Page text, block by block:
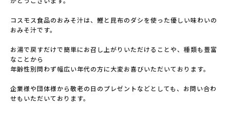
コスモス食品のおみそ汁は、鰹と昆布のダシを使った優しい味わいの
おみそ汁です。
お湯で戻すだけで簡単にお召し上がりいただけることや、種類も豊富
なことから
年齢性別問わず幅広い年代の方に大変お喜びいただいております。
企業様や団体様から敬老の日のプレゼントなどとしても、お問い合わ
せもいただいております。